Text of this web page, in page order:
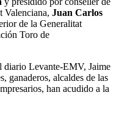
Valenciana, Juan Carlos
de la Generalitat
Toro de
diario Levante-EMV, Jaime
ganaderos, alcaldes de las
han acudido a la